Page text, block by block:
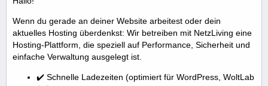
Wenn du gerade an deiner Website arbeitest oder dein
aktuelles Hosting überdenkst: Wir betreiben mit NetzLiving eine
Hosting-Plattform, die speziell auf Performance, Sicherheit und
einfache Verwaltung ausgelegt ist.
✔️ Schnelle Ladezeiten (optimiert für WordPress, WoltLab